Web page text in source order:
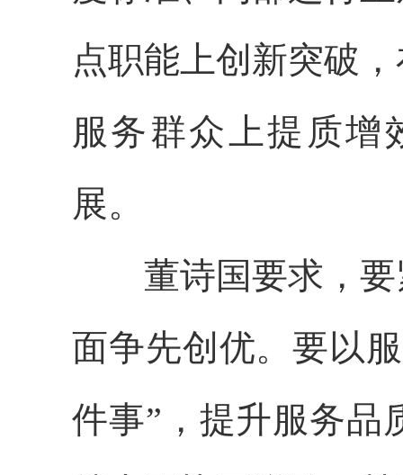
点职能上创新突破
服务群众上提质增
展。
董诗国要求，
面争先创优。要以
件事”，提升服务品